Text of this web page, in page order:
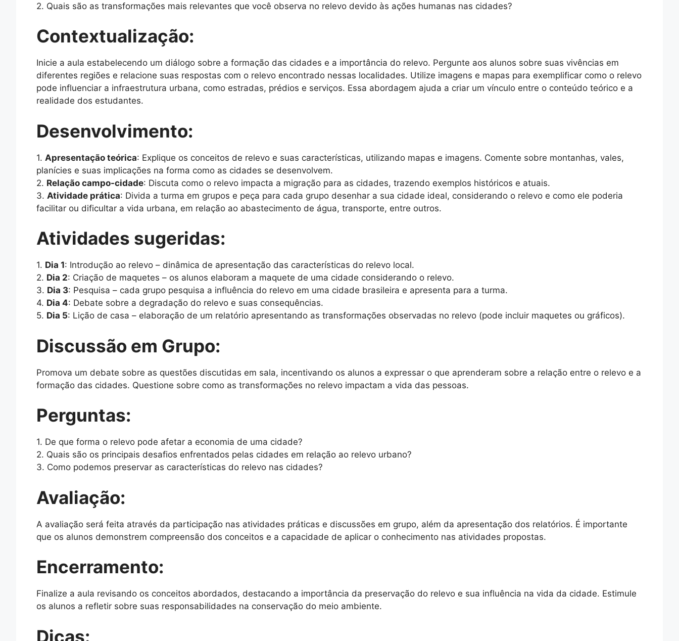
2. Quais são as transformações mais relevantes que você observa no relevo devido às ações humanas nas cidades?
Contextualização:
Inicie a aula estabelecendo um diálogo sobre a formação das cidades e a importância do relevo. Pergunte aos alunos sobre suas vivências em
diferentes regiões e relacione suas respostas com o relevo encontrado nessas localidades. Utilize imagens e mapas para exemplificar como o relevo
pode influenciar a infraestrutura urbana, como estradas, prédios e serviços. Essa abordagem ajuda a criar um vínculo entre o conteúdo teórico e a
realidade dos estudantes.
Desenvolvimento:
1. Apresentação teórica: Explique os conceitos de relevo e suas características, utilizando mapas e imagens. Comente sobre montanhas, vales,
planícies e suas implicações na forma como as cidades se desenvolvem.
2. Relação campo-cidade: Discuta como o relevo impacta a migração para as cidades, trazendo exemplos históricos e atuais.
3. Atividade prática: Divida a turma em grupos e peça para cada grupo desenhar a sua cidade ideal, considerando o relevo e como ele poderia
facilitar ou dificultar a vida urbana, em relação ao abastecimento de água, transporte, entre outros.
Atividades sugeridas:
1. Dia 1: Introdução ao relevo – dinâmica de apresentação das características do relevo local.
2. Dia 2: Criação de maquetes – os alunos elaboram a maquete de uma cidade considerando o relevo.
3. Dia 3: Pesquisa – cada grupo pesquisa a influência do relevo em uma cidade brasileira e apresenta para a turma.
4. Dia 4: Debate sobre a degradação do relevo e suas consequências.
5. Dia 5: Lição de casa – elaboração de um relatório apresentando as transformações observadas no relevo (pode incluir maquetes ou gráficos).
Discussão em Grupo:
Promova um debate sobre as questões discutidas em sala, incentivando os alunos a expressar o que aprenderam sobre a relação entre o relevo e a
formação das cidades. Questione sobre como as transformações no relevo impactam a vida das pessoas.
Perguntas:
1. De que forma o relevo pode afetar a economia de uma cidade?
2. Quais são os principais desafios enfrentados pelas cidades em relação ao relevo urbano?
3. Como podemos preservar as características do relevo nas cidades?
Avaliação:
A avaliação será feita através da participação nas atividades práticas e discussões em grupo, além da apresentação dos relatórios. É importante
que os alunos demonstrem compreensão dos conceitos e a capacidade de aplicar o conhecimento nas atividades propostas.
Encerramento:
Finalize a aula revisando os conceitos abordados, destacando a importância da preservação do relevo e sua influência na vida da cidade. Estimule
os alunos a refletir sobre suas responsabilidades na conservação do meio ambiente.
Dicas: